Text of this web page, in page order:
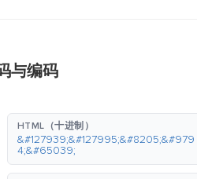
与编码
HTML（十进制）
&#127939;&#127995;&#8205;&#979
4;&#65039;